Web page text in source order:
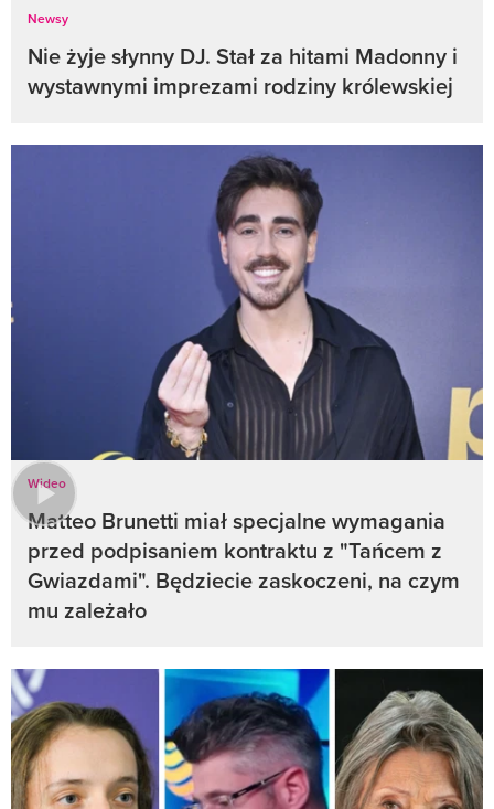
Newsy
Nie żyje słynny DJ. Stał za hitami Madonny i
wystawnymi imprezami rodziny królewskiej
Wideo
Matteo Brunetti miał specjalne wymagania
przed podpisaniem kontraktu z "Tańcem z
Gwiazdami". Będziecie zaskoczeni, na czym
mu zależało